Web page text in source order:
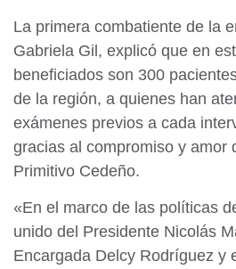
La primera combatiente de la
Gabriela Gil, explicó que en
beneficiados son 300
de la región, a quienes han
exámenes previos a cada
gracias al compromiso y amor
Primitivo Cedeño.
«En el marco de las políticas
unido del Presidente Nicolás
Encargada Delcy Rodríguez y